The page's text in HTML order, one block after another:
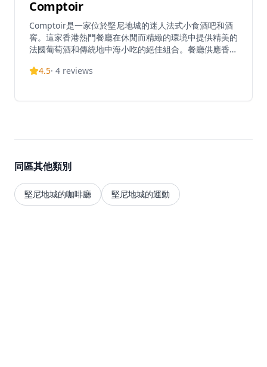
Comptoir
Comptoir是一家位於堅尼地城的迷人法式小食酒吧和酒
窖。這家香港熱門餐廳在休閒而精緻的環境中提供精美的
法國葡萄酒和傳統地中海小吃的絕佳組合。餐廳供應香港
憑藉其溫馨的氛圍，Comptoir已成為堅尼地城的真正瑰
4.5· 4 reviews
同區其他類別
堅尼地城的咖啡廳 堅尼地城的運動